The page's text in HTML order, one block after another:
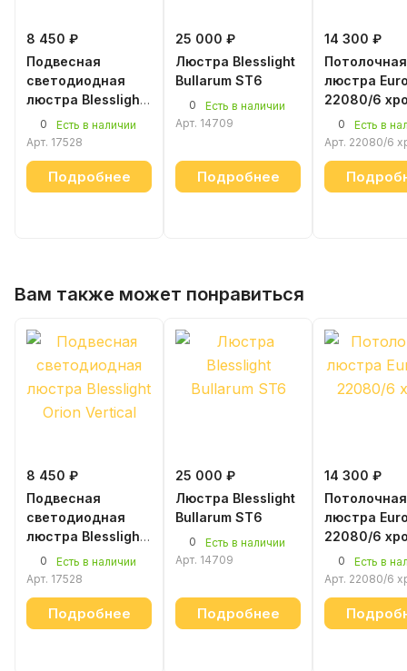
8 450 ₽
Подвесная
светодиодная
люстра Blesslight
Orion Vertical 600
мм белый
0
Есть в наличии
Арт. 17528
Подробнее
25 000 ₽
Люстра Blesslight
Bullarum ST6
0
Есть в наличии
Арт. 14709
Подробнее
14 300 ₽
Потолочная
люстра
22080/6
0
Есть в
Арт. 22080/6
Вам также может понравиться
8 450 ₽
Подвесная
светодиодная
люстра Blesslight
Orion Vertical 600
мм белый
0
Есть в наличии
Арт. 17528
Подробнее
25 000 ₽
Люстра Blesslight
Bullarum ST6
0
Есть в наличии
Арт. 14709
Подробнее
14 300 ₽
Потолочная
люстра
22080/6
0
Есть в
Арт. 22080/6